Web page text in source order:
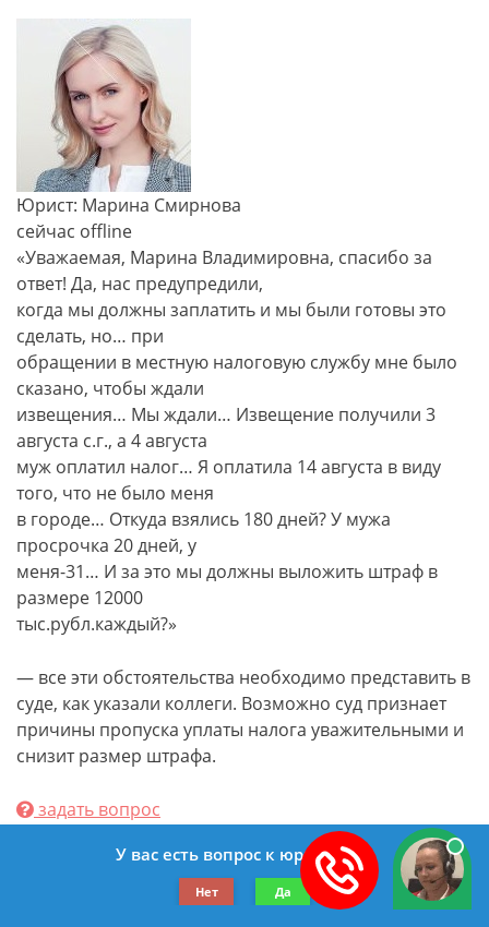
Юрист: Марина Смирнова
сейчас offline
«Уважаемая, Марина Владимировна, спасибо за
ответ! Да, нас предупредили,
когда мы должны заплатить и мы были готовы это
сделать, но… при
обращении в местную налоговую службу мне было
сказано, чтобы ждали
извещения… Мы ждали… Извещение получили 3
августа с.г., а 4 августа
муж оплатил налог… Я оплатила 14 августа в виду
того, что не было меня
в городе… Откуда взялись 180 дней? У мужа
просрочка 20 дней, у
меня-31… И за это мы должны выложить штраф в
размере 12000
тыс.рубл.каждый?»
— все эти обстоятельства необходимо представить в
суде, как указали коллеги. Возможно суд признает
причины пропуска уплаты налога уважительными и
снизит размер штрафа.
задать вопрос
У вас есть вопрос к юристу?
Нет Да